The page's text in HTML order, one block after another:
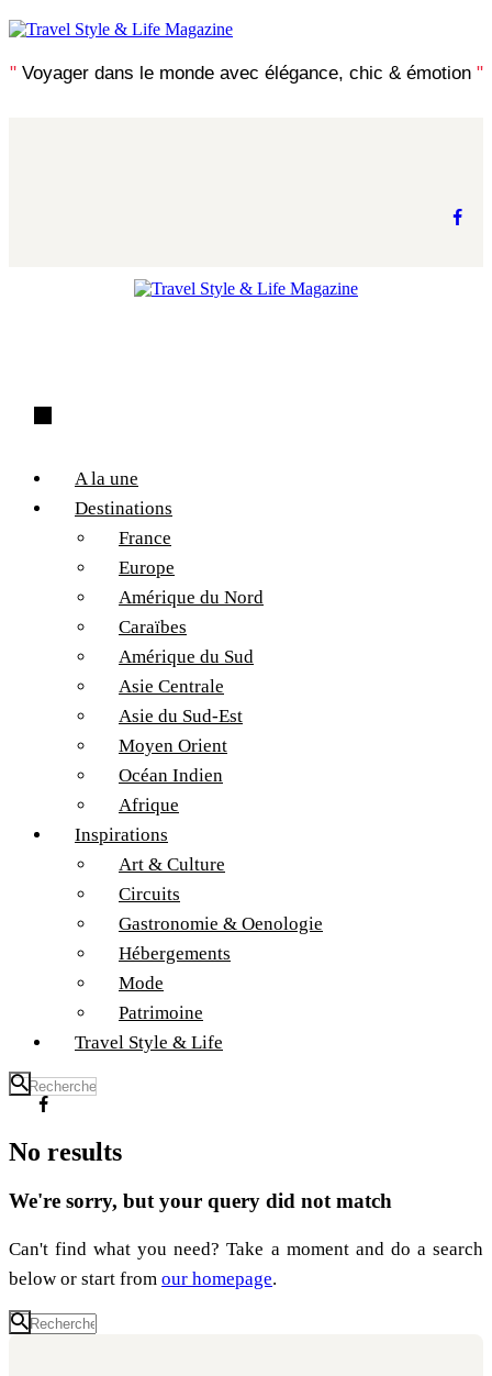
" Voyager dans le monde avec élégance, chic & émotion "
A la une
Destinations
France
Europe
Amérique du Nord
Caraïbes
Amérique du Sud
Asie Centrale
Asie du Sud-Est
Moyen Orient
Océan Indien
Afrique
Inspirations
Art & Culture
Circuits
Gastronomie & Oenologie
Hébergements
Mode
Patrimoine
Travel Style & Life
No results
We're sorry, but your query did not match
Can't find what you need? Take a moment and do a search
below or start from our homepage.